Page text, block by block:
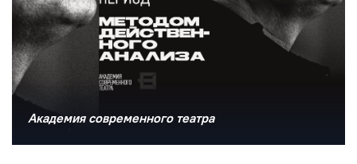
Академия современного театра